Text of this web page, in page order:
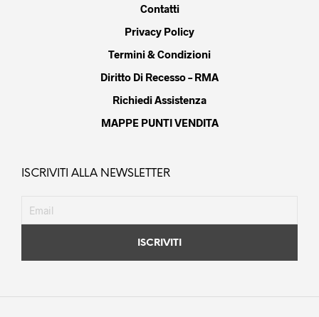
Contatti
Privacy Policy
Termini & Condizioni
Diritto Di Recesso – RMA
Richiedi Assistenza
MAPPE PUNTI VENDITA
ISCRIVITI ALLA NEWSLETTER